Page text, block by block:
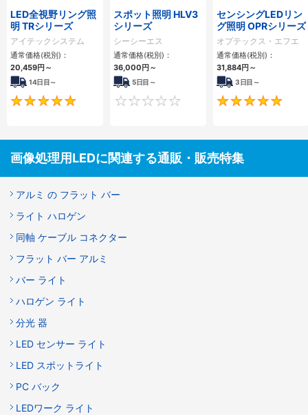
LED全視野リング照
明 TRシリーズ
アイテックシステム
通常価格(税別)：
20,459円 ～
14日目～
5
スポット照明 HLV3
シリーズ
シーシーエス
通常価格(税別)：
36,000 円 ～
5日目～
0
センシングLEDリン
グ照明 OPRシリーズ
オプテックス・エフエ
ー
通常価格(税別)：
31,884円 ～
3日目～
画像処理用LEDに関連する通販・販売特集
アルミ の フラット バー
ライト ハロゲン
同軸 ケーブル コネクター
フラット バー アルミ
バー ライト
ハロゲン ライト
分光 器
LED センサー ライト
LED スポットライト
PC バック
LEDワーク ライト